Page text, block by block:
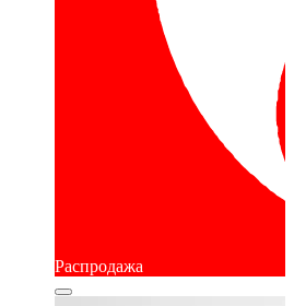
Распродажа